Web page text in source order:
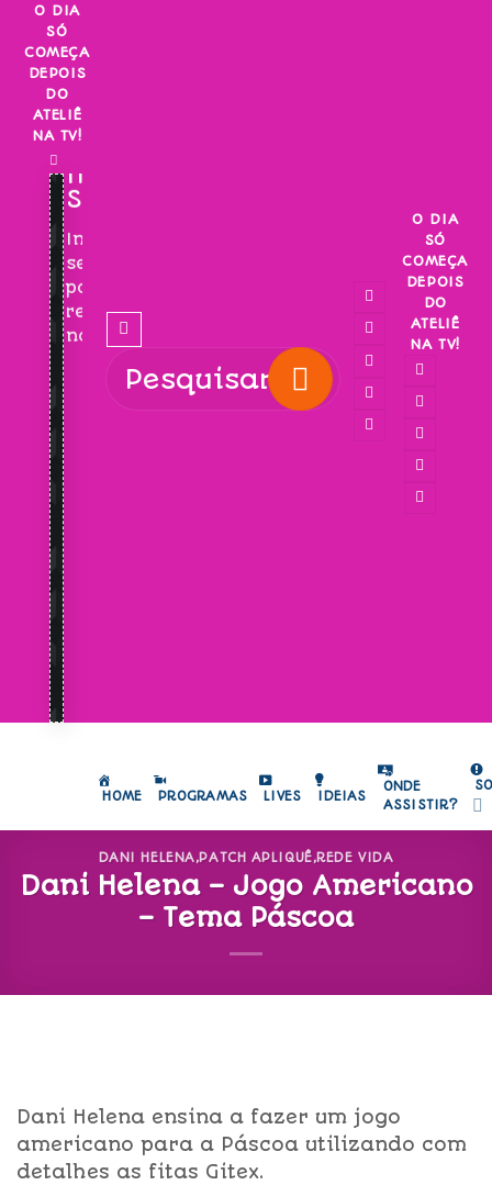
Skip
content
O DIA
SÓ
COMEÇA
DEPOIS
DO
ATELIÊ
NA TV!
INSCREVA-
SE!
Inscreva-
se
para
receber
novidades!
O DIA
SÓ
COMEÇA
DEPOIS
DO
ATELIÊ
NA TV!
HOME PROGRAMAS LIVES IDEIAS
ONDE
ASSISTIR?
DANI HELENA,PATCH APLIQUÊ,REDE VIDA
Dani Helena – Jogo Americano
– Tema Páscoa
Dani Helena ensina a fazer um jogo
americano para a Páscoa utilizando com
detalhes as fitas Gitex.